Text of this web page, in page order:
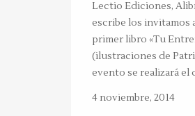
Lectio Ediciones,
escribe los invitamos
primer libro «Tu
(ilustraciones de
evento se realizará el
4 noviembre, 2014